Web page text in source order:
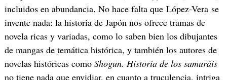
incluidos en abundancia. No hace falta que López-Vera se
invente nada: la historia de Japón nos ofrece tramas de
novela ricas y variadas, como lo saben bien los dibujantes
de mangas de temática histórica, y también los autores de
novelas históricas como Shogun. Historia de los samuráis
no tiene nada que envidiar, en cuanto a truculencia, intriga